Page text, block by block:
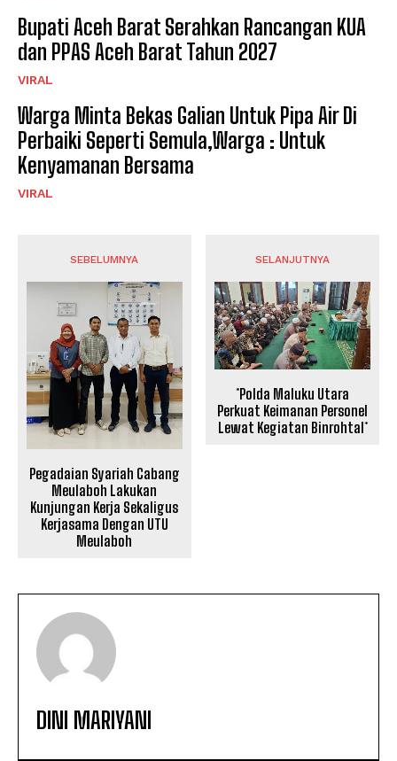
Bupati Aceh Barat Serahkan Rancangan KUA
dan PPAS Aceh Barat Tahun 2027
VIRAL
Warga Minta Bekas Galian Untuk Pipa Air Di
Perbaiki Seperti Semula,Warga : Untuk
Kenyamanan Bersama
VIRAL
SEBELUMNYA
Pegadaian Syariah Cabang
Meulaboh Lakukan
Kunjungan Kerja Sekaligus
Kerjasama Dengan UTU
Meulaboh
SELANJUTNYA
*Polda Maluku Utara
Perkuat Keimanan Personel
Lewat Kegiatan Binrohtal*
DINI MARIYANI